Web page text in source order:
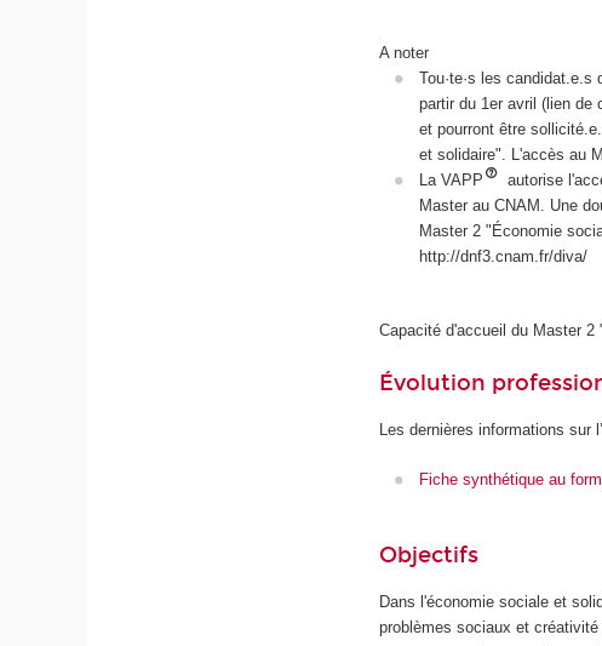
A noter
Tou·te·s les
partir du 1er avril (lien de
et pourront être
et solidaire". L'accès au
La VAPP
autorise
Master au CNAM. Une
Master 2 "Économie
http://dnf3.cnam.fr/diva/
Capacité d'accueil du Master
Évolution
Les dernières informations sur
Fiche synthétique au
Objectifs
Dans l'économie sociale et
problèmes sociaux et